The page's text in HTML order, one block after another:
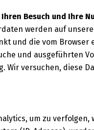
Besuch und Ihre
werden auf
und die vom
und ausgeführten
Wir versuchen, diese
um zu